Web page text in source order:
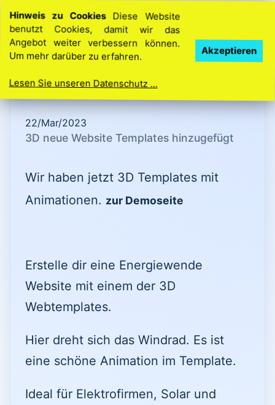
Ihre Idee. Ihre Homepage. So einfach geht’s
22/Mar/2023
3D neue Website Templates hinzugefügt
Wir haben jetzt 3D Templates mit
Animationen. zur Demoseite
Erstelle dir eine Energiewende
Website mit einem der 3D
Webtemplates.
Hier dreht sich das Windrad. Es ist
eine schöne Animation im Template.
Ideal für Elektrofirmen, Solar und
Hinweis zu CookiesDiese Website
benutzt Cookies, damit wir das
Angebot weiter verbessern können.
Um mehr darüber zu erfahren.
Lesen Sie unseren Datenschutz ...
Akzeptieren